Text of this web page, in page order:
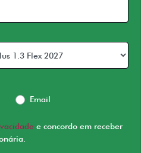
Email
e concordo em receber